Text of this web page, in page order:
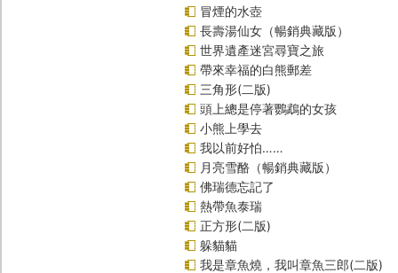
冒煙的水壺
長壽湯仙女（暢銷典藏版）
世界遺產迷宮尋寶之旅
帶來幸福的白熊郵差
三角形(二版)
頭上總是停著鸚鵡的女孩
小熊上學去
我以前好怕……
月亮雪酪（暢銷典藏版）
佛瑞德忘記了
熱帶魚泰瑞
正方形(二版)
躲貓貓
我是章魚燒，我叫章魚三郎(二版)